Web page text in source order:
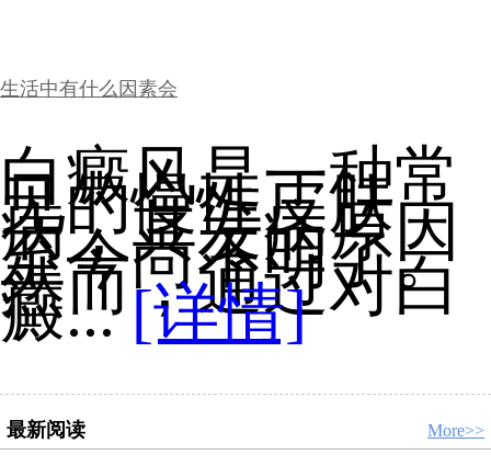
生活中有什么因素会
白癜风是一种常
见的慢性皮肤
病，其发病原因
至今尚不明了。
然而，通过对白
癜...[详情]
最新阅读 More>>